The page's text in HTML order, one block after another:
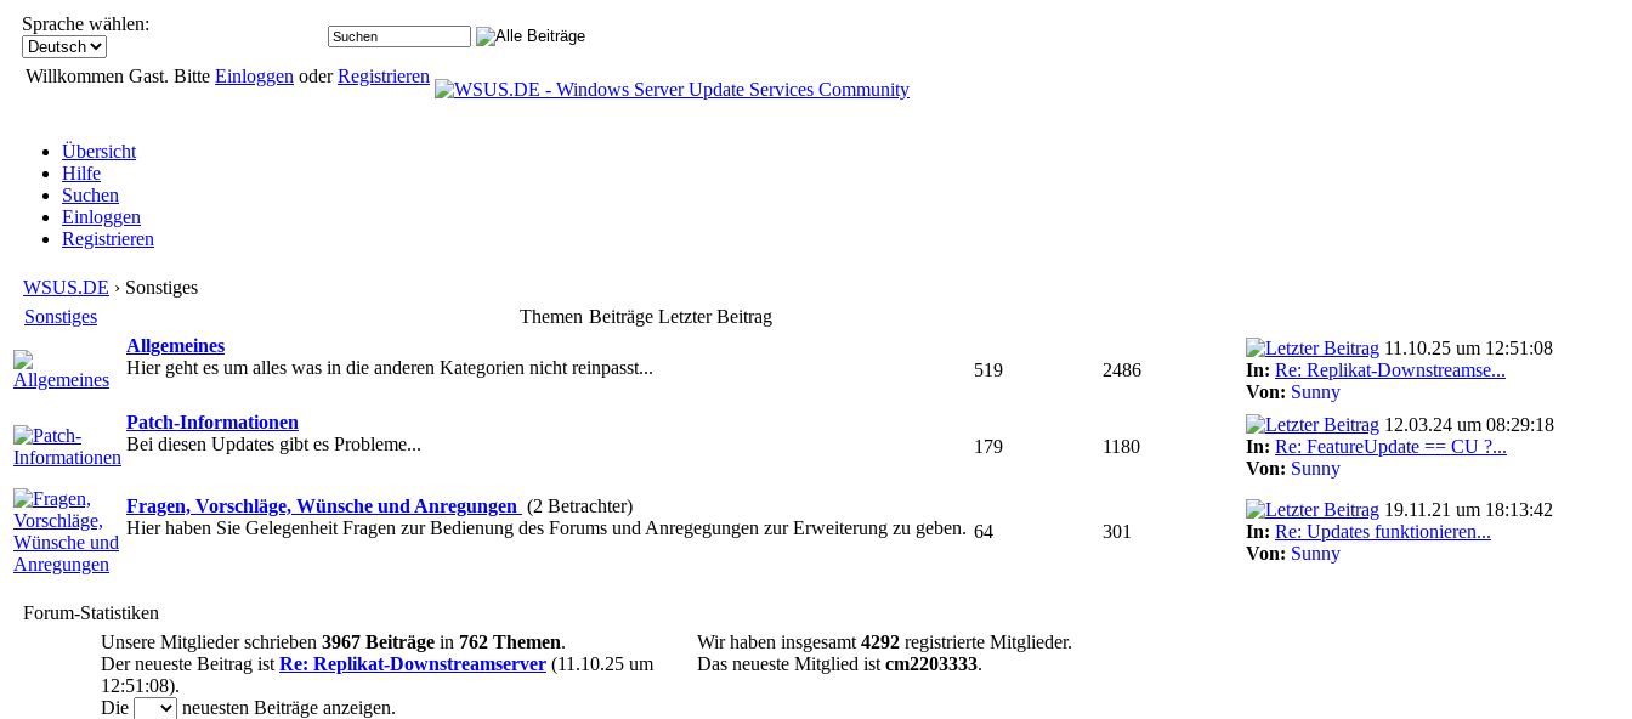
Sprache wählen:
Willkommen Gast. Bitte Einloggen oderRegistrieren
Übersicht
Hilfe
Suchen
Einloggen
Registrieren
WSUS.DE › Sonstiges
Sonstiges
Themen Beiträge Letzter Beitrag
Allgemeines
Hier geht es um alles was in die anderen Kategorien nicht reinpasst...
519 2486
11.10.25 um 12:51:08
In: Re: Replikat-Downstreamse...
Von: Sunny
Patch-Informationen
Bei diesen Updates gibt es Probleme...
179 1180
12.03.24 um 08:29:18
In: Re: FeatureUpdate == CU ?...
Von: Sunny
Fragen, Vorschläge, Wünsche und Anregungen (2 Betrachter)
Hier haben Sie Gelegenheit Fragen zur Bedienung des Forums und Anregegungen zur Erweiterung zu geben. 64 301
19.11.21 um 18:13:42
In: Re: Updates funktionieren...
Von: Sunny
Forum-Statistiken
Unsere Mitglieder schrieben 3967 Beiträge in 762 Themen.
Der neueste Beitrag ist Re: Replikat-Downstreamserver (11.10.25 um
12:51:08).
Die
neuesten Beiträge anzeigen.
Wir haben insgesamt4292 registrierte Mitglieder.
Das neueste Mitglied istcm2203333.